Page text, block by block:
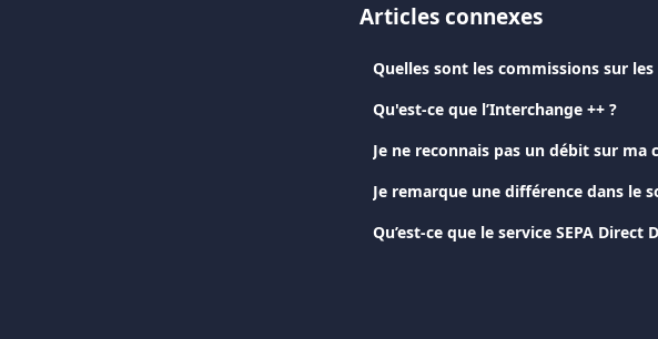
Articles connexes
Quelles sont les commissions sur
Qu'est-ce que l’Interchange ++ ?
Je ne reconnais pas un débit sur ma
Je remarque une différence dans le
Qu’est-ce que le service SEPA Direct